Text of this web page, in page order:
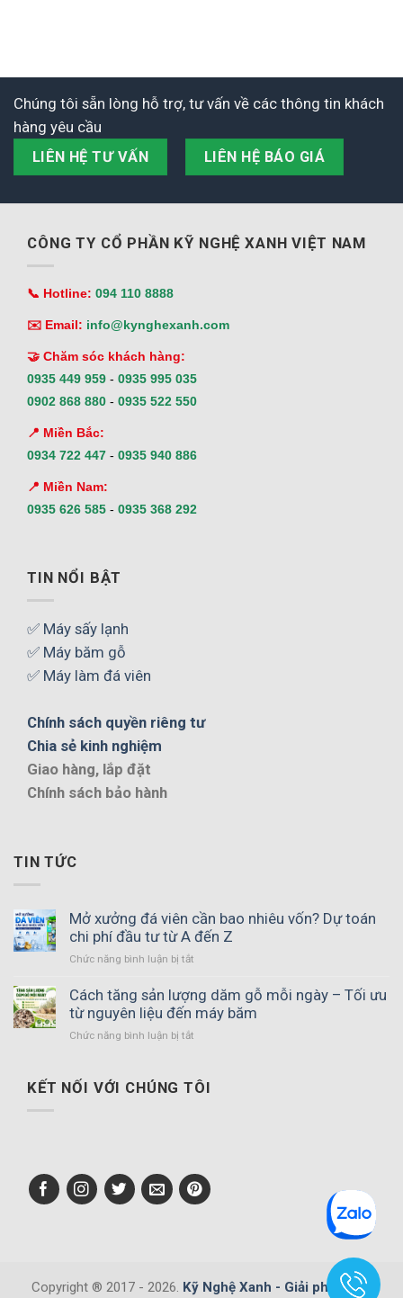
Chúng tôi sẵn lòng hỗ trợ, tư vấn về các thông tin khách
hàng yêu cầu
LIÊN HỆ TƯ VẤN LIÊN HỆ BÁO GIÁ
CÔNG TY CỔ PHẦN KỸ NGHỆ XANH VIỆT NAM
📞 Hotline: 094 110 8888
✉️ Email: info@kynghexanh.com
🤝 Chăm sóc khách hàng:
0935 449 959 - 0935 995 035
0902 868 880 - 0935 522 550
📍 Miền Bắc:
0934 722 447 - 0935 940 886
📍 Miền Nam:
0935 626 585 - 0935 368 292
TIN NỔI BẬT
✅ Máy sấy lạnh
✅ Máy băm gỗ
✅ Máy làm đá viên
Chính sách quyền riêng tư
Chia sẻ kinh nghiệm
Giao hàng, lắp đặt
Chính sách bảo hành
TIN TỨC
Mở xưởng đá viên cần bao nhiêu vốn? Dự toán
chi phí đầu tư từ A đến Z
Chức năng bình luận bị tắt
xưởng
đá
vốn?
tư
từ
Cách tăng sản lượng dăm gỗ mỗi ngày – Tối ưu
từ nguyên liệu đến máy băm
Chức năng bình luận bị tắt
sản
–
Tối
máy
KẾT NỐI VỚI CHÚNG TÔI
Copyright ® 2017 - 2026. Kỹ Nghệ Xanh - Giải pháp cho